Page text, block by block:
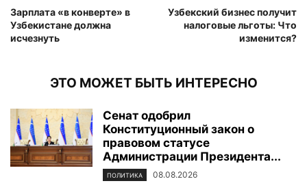
Зарплата «в конверте» в
Узбекистане должна
исчезнуть
Узбекский бизнес получит
налоговые льготы: Что
изменится?
ЭТО МОЖЕТ БЫТЬ ИНТЕРЕСНО
Сенат одобрил
Конституционный закон о
правовом статусе
Администрации Президента...
ПОЛИТИКА 08.08.2026